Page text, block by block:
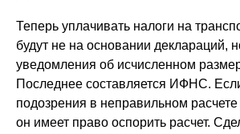
Теперь уплачивать налоги на
будут не на основании деклараций,
уведомления об исчисленном
Последнее составляется ИФНС.
подозрения в неправильном
он имеет право оспорить расчет.